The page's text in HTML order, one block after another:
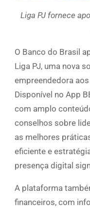
Liga PJ fornece
O Banco do Brasil
Liga PJ, uma nova
empreendedora
Disponível no App
com amplo
conselhos sobre
as melhores
eficiente e
presença digital
A plataforma
financeiros, com